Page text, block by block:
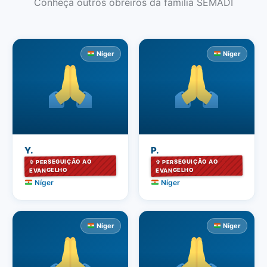
Conheça outros obreiros da família SEMADI
Níger
Y.
✞ PERSEGUIÇÃO AO
EVANGELHO
Níger
Níger
P.
✞ PERSEGUIÇÃO AO
EVANGELHO
Níger
Níger Níger